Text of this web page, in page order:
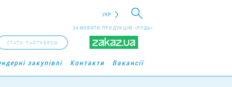
УКР
ЗАМОВИТИ ПРОДУКЦІЮ «РУДЬ»:
СТАТИ ПАРТНЕРОМ
закупівлі Контакти Вакансії